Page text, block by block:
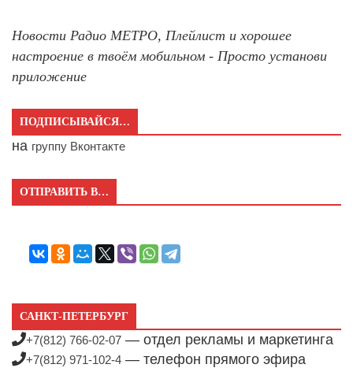
Новости Радио МЕТРО, Плейлист и хорошее
настроение в твоём мобильном - Просто установи
приложение
ПОДПИСЫВАЙСЯ…
на группу Вконтакте
ОТПРАВИТЬ В…
САНКТ-ПЕТЕРБУРГ
+7(812) 766-02-07 — отдел рекламы и маркетинга
+7(812) 971-102-4 — телефон прямого эфира